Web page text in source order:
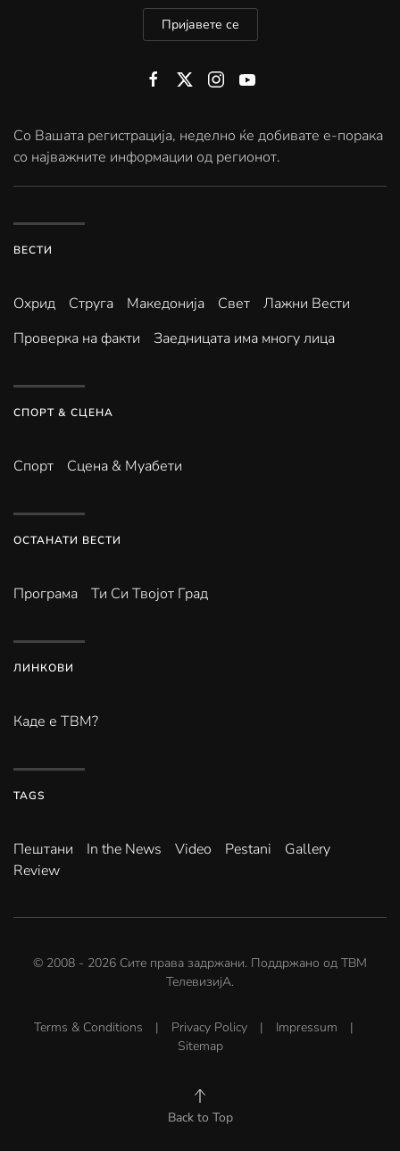
Пријавете се
Со Вашата регистрација, неделно ќе добивате е-порака
со најважните информации од регионот.
ВЕСТИ
Охрид Струга Македонија Свет
Лажни Вести
Проверка на факти
Заедницата има многу лица
СПОРТ & СЦЕНА
Спорт Сцена & Муабети
ОСТАНАТИ ВЕСТИ
Програма Ти Си Твојот Град
ЛИНКОВИ
Каде е ТВМ?
TAGS
Пештани In the News Video Pestani
Gallery
Review
© 2008 - 2026 Сите права задржани. Поддржано од ТВМ
ТелевизијА.
Terms & Conditions | Privacy Policy | Impressum |
Sitemap
Back to Top